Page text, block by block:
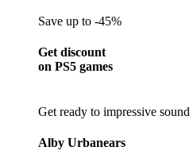
Save up to -45%
Get discount
on PS5 games
Get ready to impressive sound
Alby Urbanears